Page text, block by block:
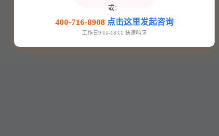
或：
400-716-8908 点击这里发起咨询
工作日9:00-18:00 快速响应